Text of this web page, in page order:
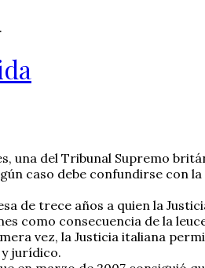
.
una del Tribunal Supremo
caso debe confundirse con
de trece años a quien la
como consecuencia de la
vez, la Justicia italiana
jurídico.